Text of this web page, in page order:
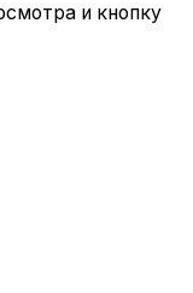
и кнопку